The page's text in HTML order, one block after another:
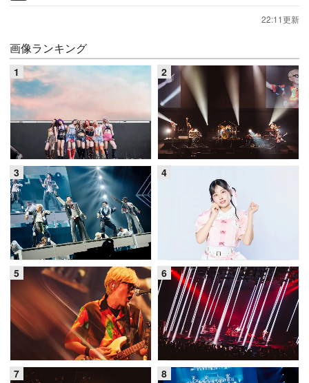
22:11更新
画像ランキング